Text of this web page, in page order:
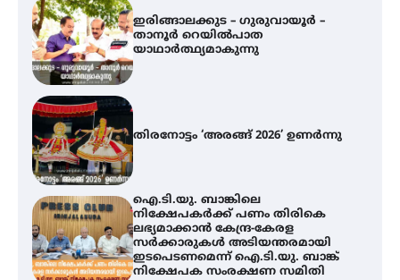
ഇരിങ്ങാലക്കുട – ഗുരുവായൂർ –
താനൂർ റെയിൽപാത
യാഥാർത്ഥ്യമാകുന്നു
തിരനോട്ടം ‘അരങ്ങ് 2026’ ഉണർന്നു
ഐ.ടി.യു. ബാങ്കിലെ
നിക്ഷേപകർക്ക് പണം തിരികെ
ലഭ്യമാക്കാൻ കേന്ദ്ര-കേരള
സർക്കാരുകൾ അടിയന്തരമായി
ഇടപെടണമെന്ന് ഐ.ടി.യു. ബാങ്ക്
നിക്ഷേപക സംരക്ഷണ സമിതി